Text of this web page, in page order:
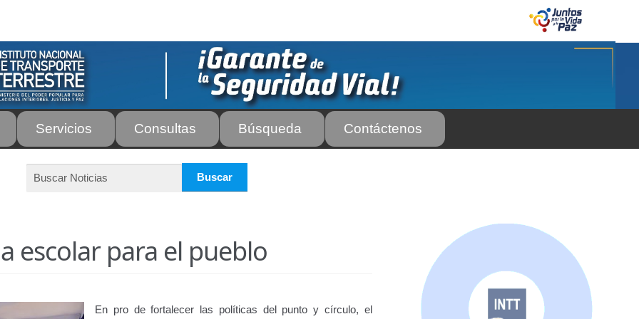
Servicios Consultas Búsqueda Contáctenos
Autorización para la circulación de Vehículo Sobre Vehículo – Servicio Frecuente
Público de Personas Modalidad Periférico (RUTAS SUBURBANA O INTERURBANAS) – Servicio Frecuente
e Instructores de Manejo Estacionamientos registrados ante el INTT Estructura Organizativa del INTT Homologación
Licencia para Conducir – Servicio Frecuente Llamado a Concurso Abierto Marco Jurídico Medios Publicitarios Noticias
escolar para el pueblo
En pro de fortalecer las políticas del punto y círculo, el